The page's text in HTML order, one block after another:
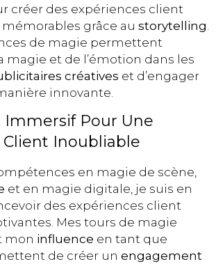
créer des expériences client
grâce au storytelling
de magie permettent
magie et de l’émotion dans les
créatives et d’engager
innovante.
Pour Une
Client Inoubliable
en magie de scène,
et en magie digitale, je suis en
des expériences client
Mes tours de magie
mon influence en tant que
de créer un engagement